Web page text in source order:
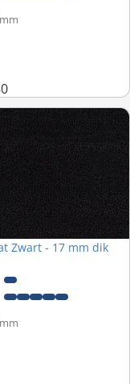
Zwart - 17 mm dik
Zwart - 17 mm dik